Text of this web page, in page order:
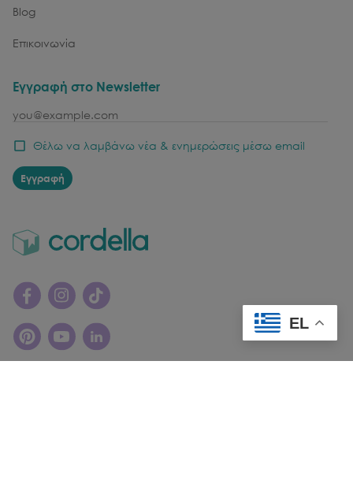
Blog
Επικοινωνία
Εγγραφή στο Newsletter
email
Θέλω να λαμβάνω νέα & ενημερώσεις μέσω email
Εγγραφή
EL